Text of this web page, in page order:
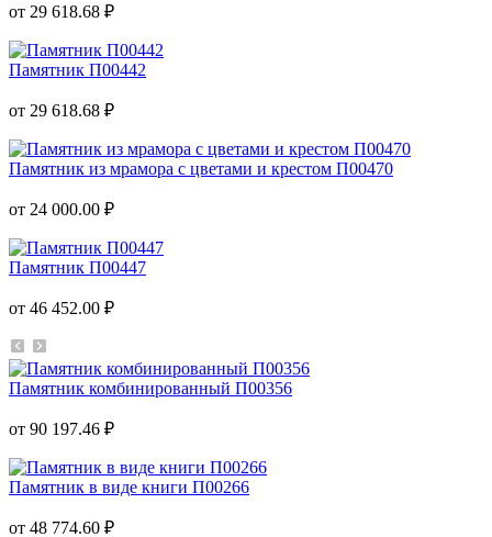
от 29 618.68 ₽
Памятник П00442
от 29 618.68 ₽
Памятник из мрамора с цветами и крестом П00470
от 24 000.00 ₽
Памятник П00447
от 46 452.00 ₽
Памятник комбинированный П00356
от 90 197.46 ₽
Памятник в виде книги П00266
от 48 774.60 ₽